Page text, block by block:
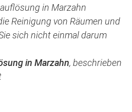
in Marzahn
Reinigung von Räumen und
sich nicht einmal darum
in Marzahn, beschrieben